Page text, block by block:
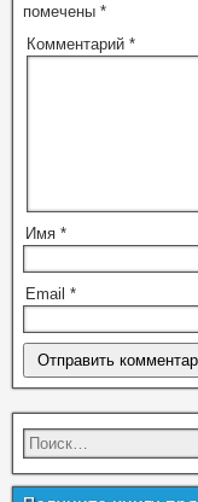
помечены *
Комментарий *
Имя *
Email *